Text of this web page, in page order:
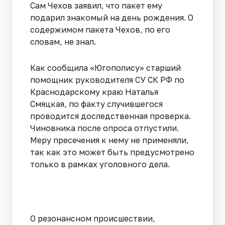
Сам Чехов заявил, что пакет ему
подарил знакомый на день рождения. О
содержимом пакета Чехов, по его
словам, не знал.
Как сообщила «Югополису» старший
помощник руководителя СУ СК РФ по
Краснодарскому краю Наталья
Смяцкая, по факту случившегося
проводится доследственная проверка.
Чиновника после опроса отпустили.
Меру пресечения к нему не применяли,
так как это может быть предусмотрено
только в рамках уголовного дела.
О резонансном происшествии,